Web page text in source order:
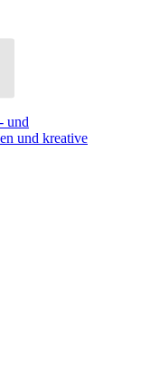
und
und kreative